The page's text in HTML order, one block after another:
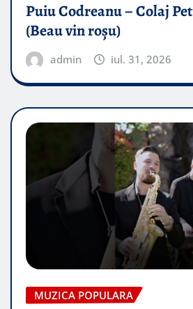
Puiu Codreanu – Colaj
(Beau vin roșu)
admin iul. 31, 2026
MUZICA POPULARA